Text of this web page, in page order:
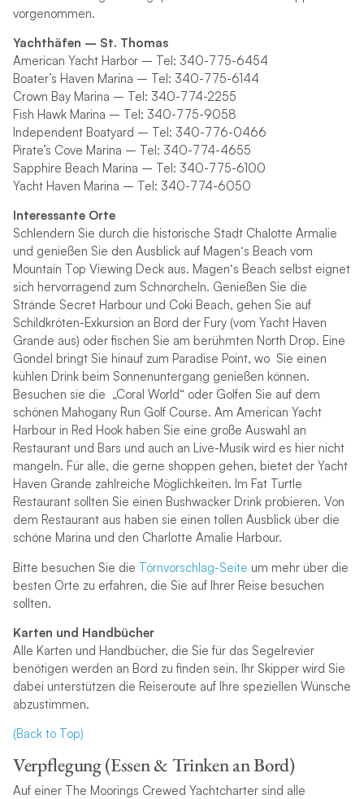
vorgenommen.
Yachthäfen – St. Thomas
American Yacht Harbor – Tel: 340-775-6454
Boater’s Haven Marina – Tel: 340-775-6144
Crown Bay Marina – Tel: 340-774-2255
Fish Hawk Marina – Tel: 340-775-9058
Independent Boatyard – Tel: 340-776-0466
Pirate’s Cove Marina – Tel: 340-774-4655
Sapphire Beach Marina – Tel: 340-775-6100
Yacht Haven Marina – Tel: 340-774-6050
Interessante Orte
Schlendern Sie durch die historische Stadt Chalotte Armalie
und genießen Sie den Ausblick auf Magen‘s Beach vom
Mountain Top Viewing Deck aus. Magen‘s Beach selbst eignet
sich hervorragend zum Schnorcheln. Genießen Sie die
Strände Secret Harbour und Coki Beach, gehen Sie auf
Schildkröten-Exkursion an Bord der Fury (vom Yacht Haven
Grande aus) oder fischen Sie am berühmten North Drop. Eine
Gondel bringt Sie hinauf zum Paradise Point, wo Sie einen
kühlen Drink beim Sonnenuntergang genießen können.
Besuchen sie die „Coral World“ oder Golfen Sie auf dem
schönen Mahogany Run Golf Course. Am American Yacht
Harbour in Red Hook haben Sie eine große Auswahl an
Restaurant und Bars und auch an Live-Musik wird es hier nicht
mangeln. Für alle, die gerne shoppen gehen, bietet der Yacht
Haven Grande zahlreiche Möglichkeiten. Im Fat Turtle
Restaurant sollten Sie einen Bushwacker Drink probieren. Von
dem Restaurant aus haben sie einen tollen Ausblick über die
schöne Marina und den Charlotte Amalie Harbour.
Bitte besuchen Sie die Törnvorschlag-Seite um mehr über die
besten Orte zu erfahren, die Sie auf Ihrer Reise besuchen
sollten.
Karten und Handbücher
Alle Karten und Handbücher, die Sie für das Segelrevier
benötigen werden an Bord zu finden sein. Ihr Skipper wird Sie
dabei unterstützen die Reiseroute auf Ihre speziellen Wünsche
abzustimmen.
(Back to Top)
Verpflegung (Essen & Trinken an Bord)
Auf einer The Moorings Crewed Yachtcharter sind alle